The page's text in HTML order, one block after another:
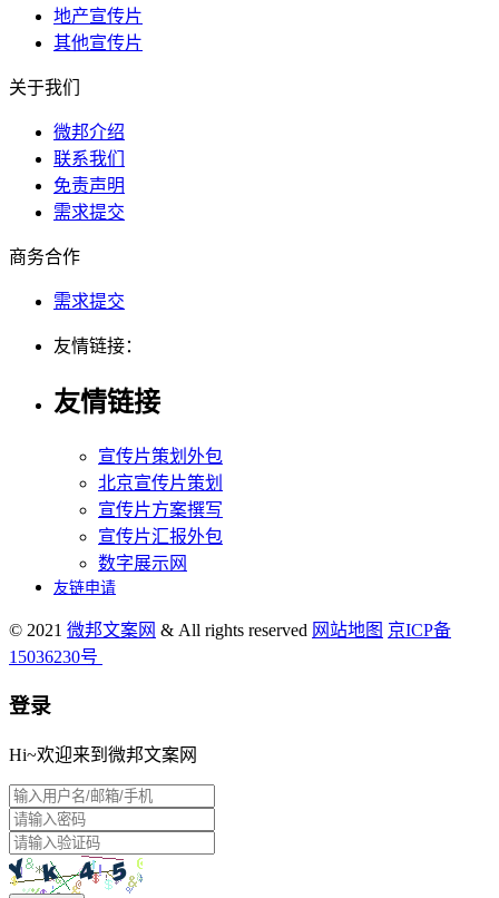
地产宣传片
其他宣传片
关于我们
微邦介绍
联系我们
免责声明
需求提交
商务合作
需求提交
友情链接：
友情链接
宣传片策划外包
北京宣传片策划
宣传片方案撰写
宣传片汇报外包
数字展示网
友链申请
© 2021 微邦文案网 & All rights reserved 网站地图 京ICP备
15036230号
登录
Hi~欢迎来到微邦文案网